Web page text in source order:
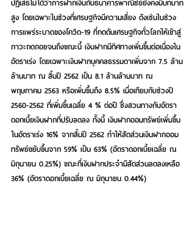
ปฏิเสธไม่ได้ว่าการฝากเงินกับธนาคารพาณิชย์ยังคงมีบทบาท
สูง โดยเฉพาะในช่วงที่เศรษฐกิจมีความเสี่ยง ดังเช่นในช่วง
การแพร่ระบาดของโควิด-19 ที่กดดันเศรษฐกิจทั่วโลกให้เข้าสู่
ภาวะถดถอยจนถึงขณะนี้ เงินฝากมีทิศทางเพิ่มขึ้นต่อเนื่องใน
อัตราเร่ง โดยเฉพาะเงินฝากบุคคลธรรมดาเพิ่มจาก 7.5 ล้าน
ล้านบาท ณ สิ้นปี 2562 เป็น 8.1 ล้านล้านบาท ณ
พฤษภาคม 2563 หรือเพิ่มขึ้นถึง 8.5% เมื่อเทียบกับช่วงปี
2560-2562 ที่เพิ่มขึ้นเฉลี่ย 4 % ต่อปี ซึ่งสวนทางกับอัตรา
ดอกเบี้ยเงินฝากที่ปรับลดลง ทั้งนี้ เงินฝากออมทรัพย์เพิ่มขึ้น
ในอัตราเร่ง 16% จากสิ้นปี 2562 ทำให้สัดส่วนเงินฝากออม
ทรัพย์ขยับขึ้นจาก 59% เป็น 63% (อัตราดอกเบี้ยเฉลี่ย ณ
มิถุนายน 0.25%) ขณะที่เงินฝากประจำมีสัดส่วนลดลงเหลือ
36% (อัตราดอกเบี้ยเฉลี่ย ณ มิถุนายน 0.44%)